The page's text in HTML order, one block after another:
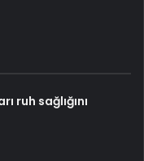
ruh sağlığını